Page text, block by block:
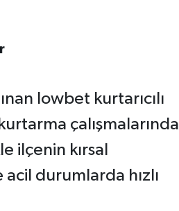
lowbet kurtarıcılı
çalışmalarında
ilçenin kırsal
durumlarda hızlı